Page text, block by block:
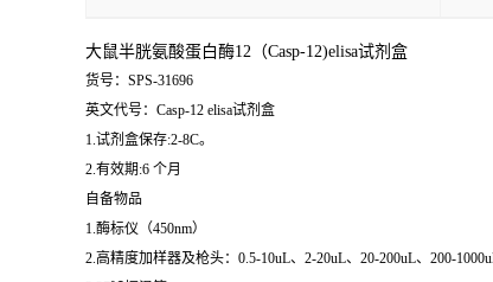
大鼠半胱氨酸蛋白酶12（Casp-12)elisa试剂盒
货号：SPS-31696
英文代号：Casp-12 elisa试剂盒
1.试剂盒保存:2-8C。
2.有效期:6 个月
自备物品
1.酶标仪（450nm）
2.高精度加样器及枪头：0.5-10uL、2-20uL、20-200uL、200-